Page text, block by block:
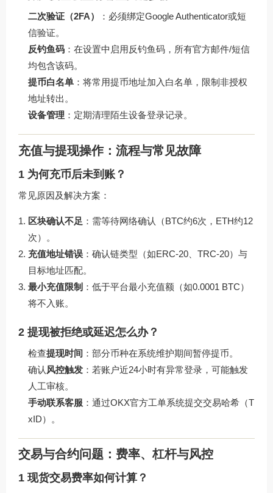
二次验证（2FA）
：必须绑定Google Authenticator或短
信验证。
反钓鱼码 ：在设置中启用反钓鱼码，所有官方邮件/短信
均包含该码。
提币白名单 ：将常用提币地址加入白名单，限制非授权
地址转出。
设备管理 ：定期清理陌生设备登录记录。
充值与提现操作：流程与常见故障
1 为何充币后未到账？
常见原因及解决方案：
区块确认不足 ：需等待网络确认（BTC约6次，ETH约12
次）。
充值地址错误 ：确认链类型（如ERC-20、TRC-20）与
目标地址匹配。
最小充值限制 ：低于平台最小充值额（如0.0001 BTC）
将不入账。
2 提现被拒绝或延迟怎么办？
检查提现时间 ：部分币种在系统维护期间暂停提币。
确认 风控触发 ：若账户近24小时有异常登录，可能触发
人工审核。
手动联系客服 ：通过OKX官方工单系统提交交易哈希（T
xID）。
交易与合约问题：费率、杠杆与风控
1 现货交易费率如何计算？